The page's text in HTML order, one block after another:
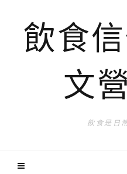
飲食
文
飲食是日